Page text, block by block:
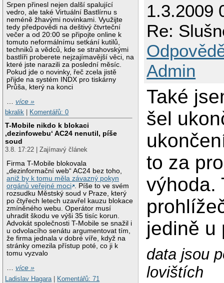
Srpen přinesl nejen další spalující
vedro, ale také Virtuální Bastlírnu s
neméně žhavými novinkami. Využijte
tedy předpovědi na deštivý čtvrteční
večer a od 20:00 se připojte online k
tomuto neformálnímu setkání kutilů,
techniků a vědců, kde se strahovskými
bastlíři proberete nejzajímavější věci, na
které jste narazili za poslední měsíc.
Pokud jde o novinky, řeč zcela jistě
přijde na systém INDX pro tiskárny
Průša, který na konci
…více »
bkralik
Komentářů: 0
T-Mobile nikdo k blokaci
‚dezinfowebu‘ AC24 nenutil, píše
soud
3.8. 17:22 | Zajímavý článek
Firma T-Mobile blokovala
„dezinformační web“ AC24 bez toho,
aniž by k tomu měla závazný pokyn
orgánů veřejné moci . Píše to ve svém
rozsudku Městský soud v Praze, který
po čtyřech letech uzavřel kauzu blokace
zmíněného webu. Operátor musí
uhradit škodu ve výši 35 tisíc korun.
Advokát společnosti T-Mobile se snažil i
u odvolacího senátu argumentovat tím,
že firma jednala v dobré víře, když na
stránky omezila přístup poté, co ji k
tomu vyzvalo
…více »
Ladislav Hagara | Komentářů: 71
1.3.2009
Re:
Admin
Také
šel
to za
výhoda.
jedině u
data jsou
lovištích